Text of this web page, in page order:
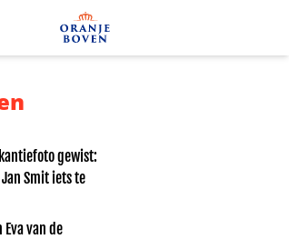
gewist:
Smit iets te
van de